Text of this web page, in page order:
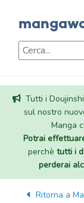
Tutti i
sul nostro
Manga
Potrai
perchè tutti i
perderai
Ritorna a